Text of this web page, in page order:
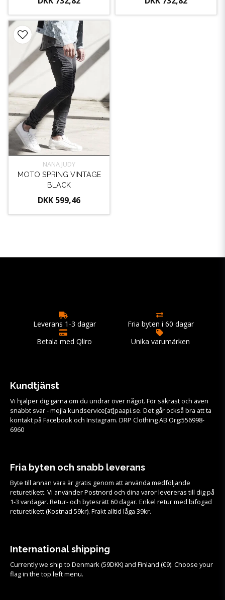
NANA JUDY
MOTO SPRING VINTAGE
BLACK
DKK 599,46
Leverans 1-3 dagar
Fria byten i 60 dagar
Betala med Qliro
Unika varumärken
Kundtjänst
Vi hjälper dig gärna om du undrar över något. För säkrast och även
snabbt svar - mejla kundservice[at]paapi.se. Det går också bra att ta
kontakt på Facebook och Instagram. DRP Clothing AB Org:556998-
6960
Fria byten och snabb leverans
Byte till annan vara är gratis genom att använda medföljande
returetikett. Vi använder Postnord och dina varor levereras till dig på
1-3 vardagar. Retur- och bytesrätt 60 dagar. Enkel retur med bifogad
returetikett (Kostnad 59kr). Frakt alltid låga 39kr.
International shipping
Currently we ship to Denmark (59DKK) and Finland (€9). Choose your
flag in the top left menu.